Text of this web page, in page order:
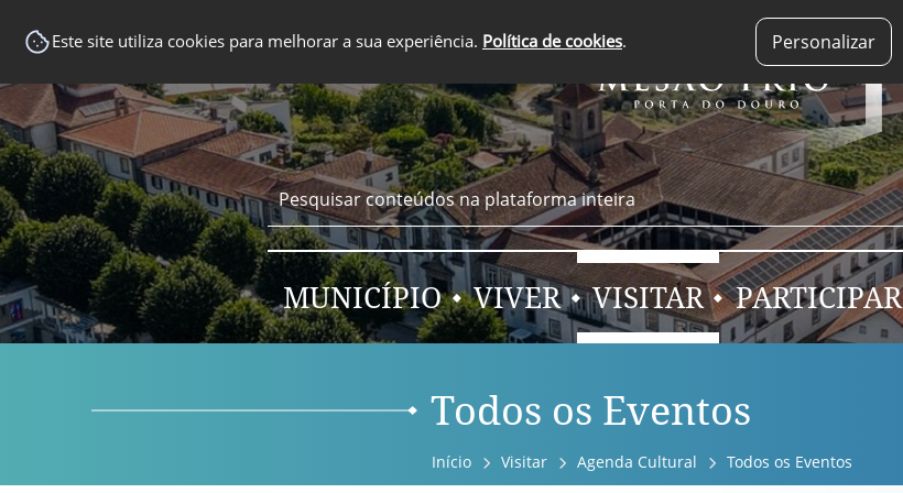
Este site utiliza cookies para melhorar a sua experiência. Política de cookies. Personalizar
MUNICÍPIO VIVER VISITAR PARTICIPAR
Todos os Eventos
Início Visitar Agenda Cultural Todos os Eventos